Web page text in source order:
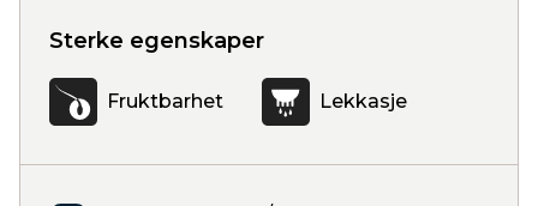
Sterke egenskaper
Fruktbarhet Lekkasje